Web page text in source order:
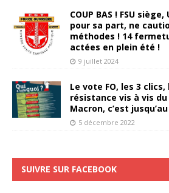
COUP BAS ! FSU
pour sa part, ne
méthodes ! 14
actées en plein été !
9 juillet 2024
Le vote FO, les 3
résistance vis à vis
Macron, c’est
5 décembre 2022
SUIVRE SUR FACEBOOK